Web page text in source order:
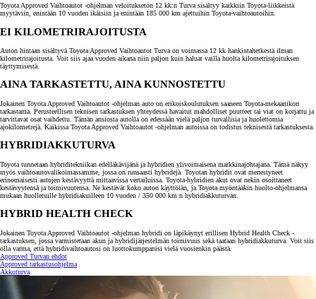
Toyota Approved Vaihtoautot -ohjelman veloitukseton 12 kk:n Turva sisältyy kaikkiin Toyota-liikkeistä
myytäviin, enintään 10 vuoden ikäisiin ja enintään 185 000 km ajettuihin Toyota-vaihtoautoihin.
EI KILOMETRIRAJOITUSTA
Auton hintaan sisältyvä Toyota Approved Vaihtoautot Turva on voimassa 12 kk hankintahetkestä ilman
kilometrirajoitusta. Voit siis ajaa vuoden aikana niin paljon kuin haluat vailla huolta kilometrirajoituksen
täyttymisestä.
AINA TARKASTETTU, AINA KUNNOSTETTU
Jokainen Toyota Approved Vaihtoautot -ohjelman auto on erikoiskoulutuksen saaneen Toyota-mekaanikon
tarkastama. Perusteellisen teknisen tarkastuksen yhteydessä havaitut mahdolliset puutteet tai viat on korjattu ja
tarvittavat osat vaihdettu. Tämän ansiosta autolla on edessään vielä paljon turvallisia ja huolettomia
ajokilometrejä. Kaikissa Toyota Approved Vaihtoautot -ohjelman autoissa on todistus teknisestä tarkastuksesta.
HYBRIDIAKKUTURVA
Toyota tunnetaan hybriditekniikan edelläkävijänä ja hybridien ylivoimaisena markkinajohtajana. Tämä näkyy
myös vaihtoautovalikoimassamme, jossa on runsaasti hybridejä. Toyotan hybridit ovat menestyneet
erinomaisesti autojen kestävyyttä mittaavissa vertailuissa. Toyota-hybridien akut ovat nekin osoittaneet
kestävyytensä ja toimivuutensa. Ne kestävät koko auton käyttöiän, ja Toyota myöntääkin huolto-ohjelmansa
mukaan huolletuille hybridiakuilleen 10 vuoden / 350 000 km:n hybridiakkuturvan.
HYBRID HEALTH CHECK
Jokainen Toyota Approved Vaihtoautot -ohjelman hybridi on läpikäynyt erillisen Hybrid Health Check -
tarkastuksen, jossa varmistetaan akun ja hybridijärjestelmän toimivuus sekä taataan hybridiakkuturva. Voit siis
olla varma, että hybridivaihtoautosi on luottokumppanisi vielä vuosienkin päästä.
Approved Turvan ehdot
Approved tarkastusohjelma
Akkuturva